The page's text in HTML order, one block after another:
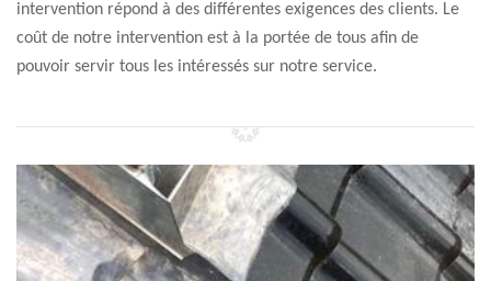
intervention répond à des différentes exigences des clients. Le
coût de notre intervention est à la portée de tous afin de
pouvoir servir tous les intéressés sur notre service.